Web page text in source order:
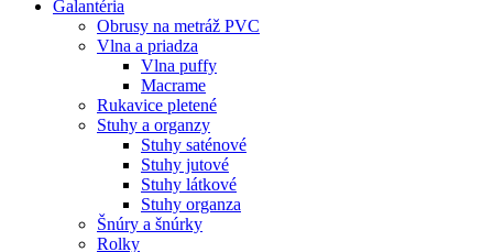
Galantéria
Obrusy na metráž PVC
Vlna a priadza
Vlna puffy
Macrame
Rukavice pletené
Stuhy a organzy
Stuhy saténové
Stuhy jutové
Stuhy látkové
Stuhy organza
Šnúry a šnúrky
Rolky